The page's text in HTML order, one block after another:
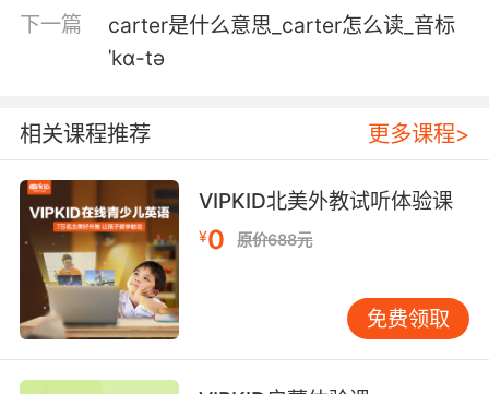
每项发现 每场战争 各个帝国的起起落落 都跟地
图间谍活动有关
下一篇
carter是什么意思_carter怎么读_音标
ˈkɑ-tə
相关课程推荐 更多课程>
VIPKID北美外教试听体验课
¥0 原价688元
免费领取